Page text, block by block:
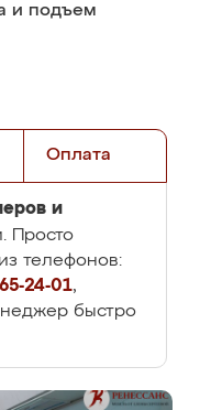
и подъем
Оплата
и
Просто
телефонов:
24-01,
быстро